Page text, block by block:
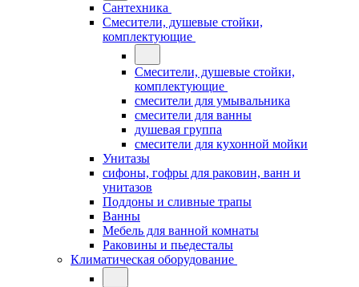
Сантехника
Смесители, душевые стойки,
комплектующие
Смесители, душевые стойки,
комплектующие
смесители для умывальника
смесители для ванны
душевая группа
смесители для кухонной мойки
Унитазы
сифоны, гофры для раковин, ванн и
унитазов
Поддоны и сливные трапы
Ванны
Мебель для ванной комнаты
Раковины и пьедесталы
Климатическая оборудование